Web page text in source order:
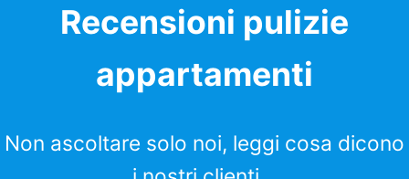
Recensioni pulizie
appartamenti
Non ascoltare solo noi, leggi cosa dicono